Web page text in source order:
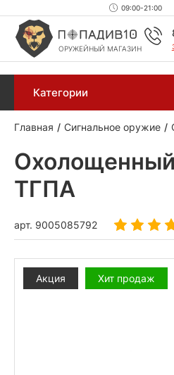
09:00-21:00
ОРУЖЕЙНЫЙ МАГАЗИН
Категории
Главная Сигнальное оружие
ТГПА
арт. 9005085792
Акция Хит продаж